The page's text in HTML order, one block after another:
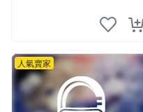
人氣賣家